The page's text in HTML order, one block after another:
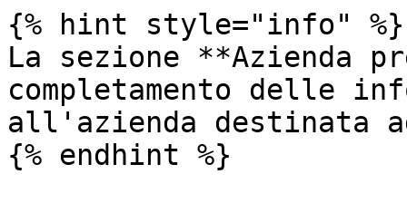
{% hint style="info" %}
La sezione **Azienda
completamento delle
all'azienda destinata
{% endhint %}